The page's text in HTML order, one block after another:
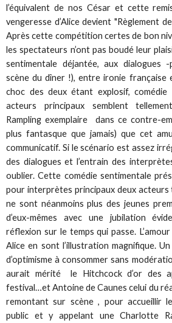
l’équivalent de nos César et cette
vengeresse d’Alice devient "Règlement
Après cette compétition certes de bon
les spectateurs n’ont pas boudé leur
sentimentale déjantée, aux dialogues
scène du dîner !), entre ironie française
choc des deux étant explosif, comédie
acteurs principaux semblent
Rampling exemplaire dans ce contre-
plus fantasque que jamais) que cet
communicatif. Si le scénario est assez
des dialogues et l’entrain des
oublier. Cette comédie sentimentale
pour interprètes principaux deux acteurs
ne sont néanmoins plus des jeunes
d’eux-mêmes avec une jubilation
réflexion sur le temps qui passe.
Alice en sont l’illustration magnifique.
d’optimisme à consommer sans
aurait mérité le Hitchcock d’or des
festival…et Antoine de Caunes celui du
remontant sur scène , pour accueillir
public et y appelant une Charlotte